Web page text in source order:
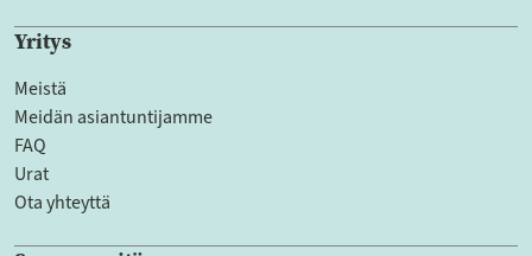
Yritys
Meistä
Meidän asiantuntijamme
FAQ
Urat
Ota yhteyttä